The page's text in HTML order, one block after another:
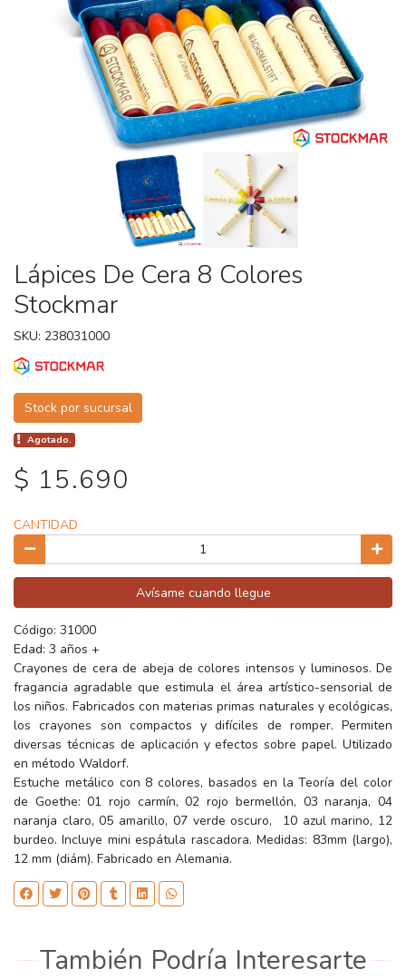
Lápices De Cera 8 Colores
Stockmar
SKU: 238031000
Stock por sucursal
Agotado.
$ 15.690
CANTIDAD
Avísame cuando llegue
Código: 31000
Edad: 3 años +
Crayones de cera de abeja de colores intensos y luminosos. De
fragancia agradable que estimula el área artístico-sensorial de
los niños. Fabricados con materias primas naturales y ecológicas,
los crayones son compactos y difíciles de romper. Permiten
diversas técnicas de aplicación y efectos sobre papel. Utilizado
en método Waldorf.
Estuche metálico con 8 colores, basados en la Teoría del color
de Goethe: 01 rojo carmín, 02 rojo bermellón, 03 naranja, 04
naranja claro, 05 amarillo, 07 verde oscuro, 10 azul marino, 12
burdeo. Incluye mini espátula rascadora. Medidas: 83mm (largo),
12 mm (diám). Fabricado en Alemania.
También Podría Interesarte